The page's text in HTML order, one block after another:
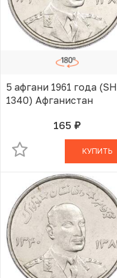
5 афгани 1961 года (SH
1340) Афганистан
165 руб.В КОРЗИНЕ
КУПИТЬ